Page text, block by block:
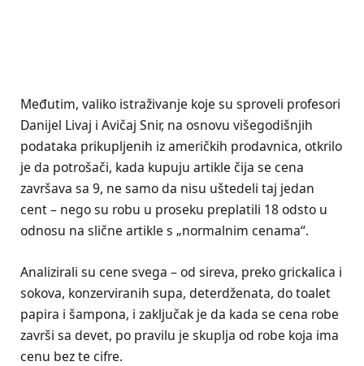
Međutim, valiko istraživanje koje su sproveli profesori
Danijel Livaj i Avičaj Snir, na osnovu višegodišnjih
podataka prikupljenih iz američkih prodavnica, otkrilo
je da potrošači, kada kupuju artikle čija se cena
završava sa 9, ne samo da nisu uštedeli taj jedan
cent – nego su robu u proseku preplatili 18 odsto u
odnosu na slične artikle s „normalnim cenama“.
Analizirali su cene svega – od sireva, preko grickalica i
sokova, konzerviranih supa, deterdženata, do toalet
papira i šampona, i zaključak je da kada se cena robe
završi sa devet, po pravilu je skuplja od robe koja ima
cenu bez te cifre.